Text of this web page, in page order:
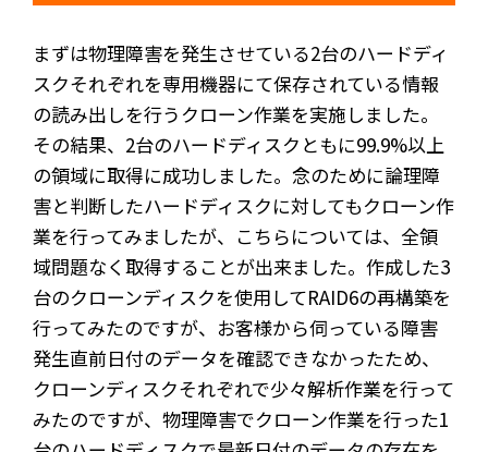
まずは物理障害を発生させている2台のハードディ
スクそれぞれを専用機器にて保存されている情報
の読み出しを行うクローン作業を実施しました。
その結果、2台のハードディスクともに99.9%以上
の領域に取得に成功しました。念のために論理障
害と判断したハードディスクに対してもクローン作
業を行ってみましたが、こちらについては、全領
域問題なく取得することが出来ました。作成した3
台のクローンディスクを使用してRAID6の再構築を
行ってみたのですが、お客様から伺っている障害
発生直前日付のデータを確認できなかったため、
クローンディスクそれぞれで少々解析作業を行って
みたのですが、物理障害でクローン作業を行った1